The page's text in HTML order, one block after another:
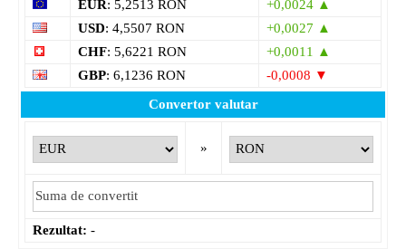
EUR: 5,2513 RON
+0,0024 ▲
USD: 4,5507 RON
+0,0027 ▲
CHF: 5,6221 RON
+0,0011 ▲
GBP: 6,1236 RON
-0,0008 ▼
Convertor valutar
»
Rezultat: -